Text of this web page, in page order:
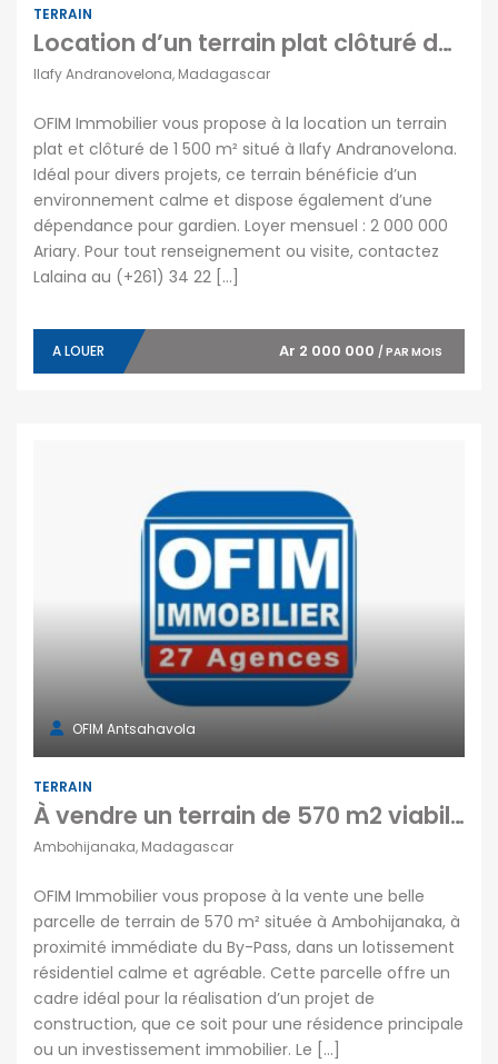
TERRAIN
Location d’un terrain plat clôturé de 1500 m2 situé à Ilafy Andranovelona Tananarive
Ilafy Andranovelona, Madagascar
OFIM Immobilier vous propose à la location un terrain
plat et clôturé de 1 500 m² situé à Ilafy Andranovelona.
Idéal pour divers projets, ce terrain bénéficie d’un
environnement calme et dispose également d’une
dépendance pour gardien. Loyer mensuel : 2 000 000
Ariary. Pour tout renseignement ou visite, contactez
Lalaina au (+261) 34 22 […]
A LOUER Ar 2 000 000 / PAR MOIS
OFIM Antsahavola
TERRAIN
À vendre un terrain de 570 m2 viabilisé dans un lotissement situé à Ambohijanaka Madagascar
Ambohijanaka, Madagascar
OFIM Immobilier vous propose à la vente une belle
parcelle de terrain de 570 m² située à Ambohijanaka, à
proximité immédiate du By-Pass, dans un lotissement
résidentiel calme et agréable. Cette parcelle offre un
cadre idéal pour la réalisation d’un projet de
construction, que ce soit pour une résidence principale
ou un investissement immobilier. Le […]